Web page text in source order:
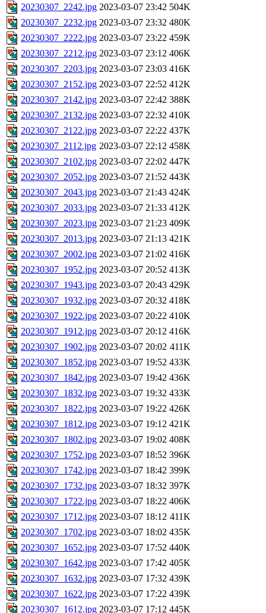
20230307_2242.jpg 2023-03-07 23:42 504K
20230307_2232.jpg 2023-03-07 23:32 480K
20230307_2222.jpg 2023-03-07 23:22 459K
20230307_2212.jpg 2023-03-07 23:12 406K
20230307_2203.jpg 2023-03-07 23:03 416K
20230307_2152.jpg 2023-03-07 22:52 412K
20230307_2142.jpg 2023-03-07 22:42 388K
20230307_2132.jpg 2023-03-07 22:32 410K
20230307_2122.jpg 2023-03-07 22:22 437K
20230307_2112.jpg 2023-03-07 22:12 458K
20230307_2102.jpg 2023-03-07 22:02 447K
20230307_2052.jpg 2023-03-07 21:52 443K
20230307_2043.jpg 2023-03-07 21:43 424K
20230307_2033.jpg 2023-03-07 21:33 412K
20230307_2023.jpg 2023-03-07 21:23 409K
20230307_2013.jpg 2023-03-07 21:13 421K
20230307_2002.jpg 2023-03-07 21:02 416K
20230307_1952.jpg 2023-03-07 20:52 413K
20230307_1943.jpg 2023-03-07 20:43 429K
20230307_1932.jpg 2023-03-07 20:32 418K
20230307_1922.jpg 2023-03-07 20:22 410K
20230307_1912.jpg 2023-03-07 20:12 416K
20230307_1902.jpg 2023-03-07 20:02 411K
20230307_1852.jpg 2023-03-07 19:52 433K
20230307_1842.jpg 2023-03-07 19:42 436K
20230307_1832.jpg 2023-03-07 19:32 433K
20230307_1822.jpg 2023-03-07 19:22 426K
20230307_1812.jpg 2023-03-07 19:12 421K
20230307_1802.jpg 2023-03-07 19:02 408K
20230307_1752.jpg 2023-03-07 18:52 396K
20230307_1742.jpg 2023-03-07 18:42 399K
20230307_1732.jpg 2023-03-07 18:32 397K
20230307_1722.jpg 2023-03-07 18:22 406K
20230307_1712.jpg 2023-03-07 18:12 411K
20230307_1702.jpg 2023-03-07 18:02 435K
20230307_1652.jpg 2023-03-07 17:52 440K
20230307_1642.jpg 2023-03-07 17:42 405K
20230307_1632.jpg 2023-03-07 17:32 439K
20230307_1622.jpg 2023-03-07 17:22 439K
20230307_1612.jpg 2023-03-07 17:12 445K